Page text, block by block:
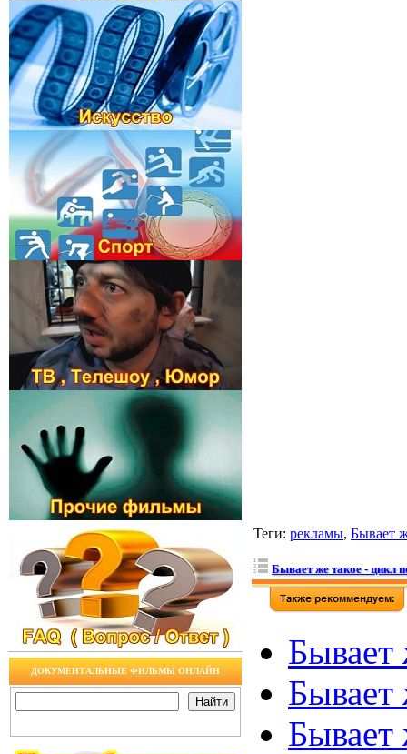
ДОКУМЕНТАЛЬНЫЕ ФИЛЬМЫ ОНЛАЙН
Теги: рекламы, Бывает
Бывает же такое - цикл
Бывает
Бывает
Бывает